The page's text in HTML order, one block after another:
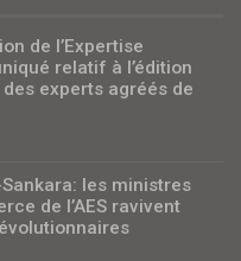
de l’Expertise
relatif à l’édition
experts agréés de
les ministres
de l’AES ravivent